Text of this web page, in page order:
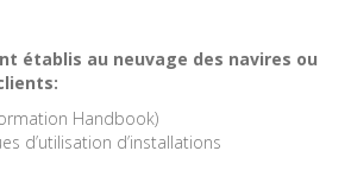
établis au neuvage des navires ou
Handbook)
d’utilisation d’installations